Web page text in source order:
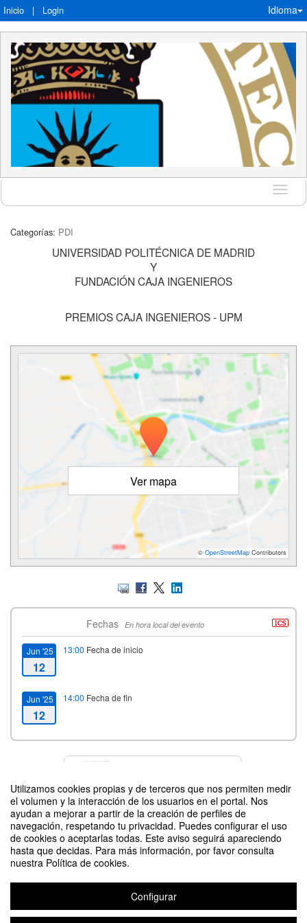
Utilizamos cookies propias y de terceros que nos permiten medir
el volumen y la interacción de los usuarios en el portal. Nos
ayudan a mejorar a partir de la creación de perfiles de
navegación, respetando tu privacidad. Puedes configurar el uso
de cookies o aceptarlas todas. Este aviso seguirá apareciendo
hasta que decidas. Para más información, por favor consulta
nuestra Política de cookies.
Configurar
Inicio | Login Idioma
Idioma
Categorías: PDI
UNIVERSIDAD POLITÉCNICA DE MADRID
Y
FUNDACIÓN CAJA INGENIEROS
PREMIOS CAJA INGENIEROS - UPM
Ver mapa
© OpenStreetMap Contributors
Fechas En hora local del evento
Jun '25
12
13:00 Fecha de inicio
Jun '25
12
14:00 Fecha de fin
Difunde tu evento poniendo el siguiente código en tu sitio